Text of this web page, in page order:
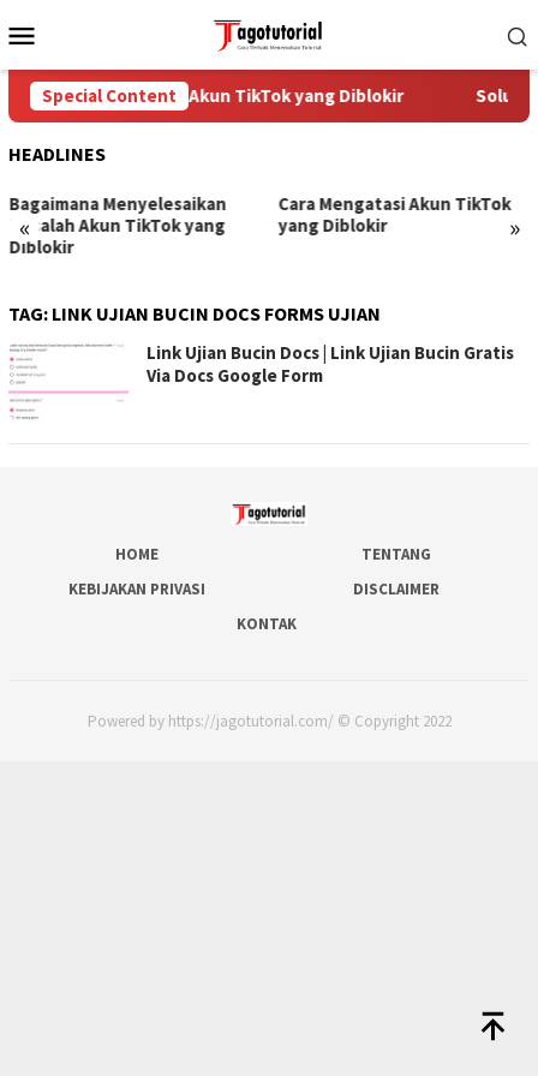
to
Menu
Special Content
Cara Mengatasi Akun TikTok yang Diblokir Solusi
HEADLINES
« »
Bagaimana Menyelesaikan
Masalah Akun TikTok yang
Diblokir
Cara Mengatasi Akun TikTok
yang Diblokir
TAG: LINK UJIAN BUCIN DOCS FORMS UJIAN
Link Ujian Bucin Docs | Link Ujian Bucin Gratis
Via Docs Google Form
HOME
TENTANG
KEBIJAKAN PRIVASI
DISCLAIMER
KONTAK
Powered by https://jagotutorial.com/ © Copyright 2022